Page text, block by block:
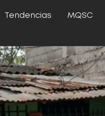
Tendencias MQSC